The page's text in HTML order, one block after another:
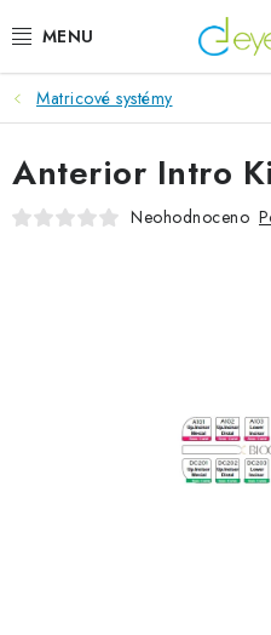
na
E-SHOP
IMPLANTÁTY GLOBAL D
NOVINKY
Matricové systémy
Anterior Intro
Neohodnoceno